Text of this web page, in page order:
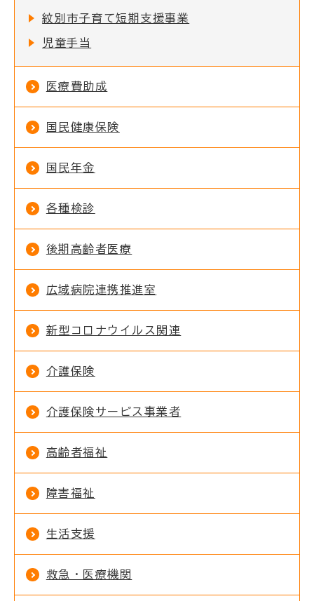
紋別市子育て短期支援事業
児童手当
医療費助成
国民健康保険
国民年金
各種検診
後期高齢者医療
広域病院連携推進室
新型コロナウイルス関連
介護保険
介護保険サービス事業者
高齢者福祉
障害福祉
生活支援
救急・医療機関